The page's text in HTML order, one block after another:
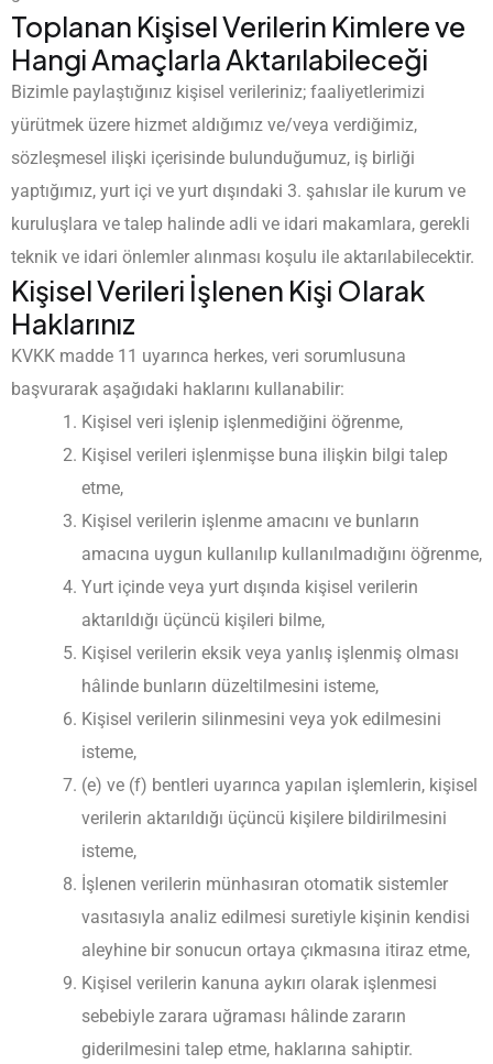
Toplanan Kişisel Verilerin Kimlere ve
Hangi Amaçlarla Aktarılabileceği
Bizimle paylaştığınız kişisel verileriniz; faaliyetlerimizi
yürütmek üzere hizmet aldığımız ve/veya verdiğimiz,
sözleşmesel ilişki içerisinde bulunduğumuz, iş birliği
yaptığımız, yurt içi ve yurt dışındaki 3. şahıslar ile kurum ve
kuruluşlara ve talep halinde adli ve idari makamlara, gerekli
teknik ve idari önlemler alınması koşulu ile aktarılabilecektir.
Kişisel Verileri İşlenen Kişi Olarak
Haklarınız
KVKK madde 11 uyarınca herkes, veri sorumlusuna
başvurarak aşağıdaki haklarını kullanabilir:
Kişisel veri işlenip işlenmediğini öğrenme,
Kişisel verileri işlenmişse buna ilişkin bilgi talep
etme,
Kişisel verilerin işlenme amacını ve bunların
amacına uygun kullanılıp kullanılmadığını öğrenme,
Yurt içinde veya yurt dışında kişisel verilerin
aktarıldığı üçüncü kişileri bilme,
Kişisel verilerin eksik veya yanlış işlenmiş olması
hâlinde bunların düzeltilmesini isteme,
Kişisel verilerin silinmesini veya yok edilmesini
isteme,
(e) ve (f) bentleri uyarınca yapılan işlemlerin, kişisel
verilerin aktarıldığı üçüncü kişilere bildirilmesini
isteme,
İşlenen verilerin münhasıran otomatik sistemler
vasıtasıyla analiz edilmesi suretiyle kişinin kendisi
aleyhine bir sonucun ortaya çıkmasına itiraz etme,
Kişisel verilerin kanuna aykırı olarak işlenmesi
sebebiyle zarara uğraması hâlinde zararın
giderilmesini talep etme, haklarına sahiptir.